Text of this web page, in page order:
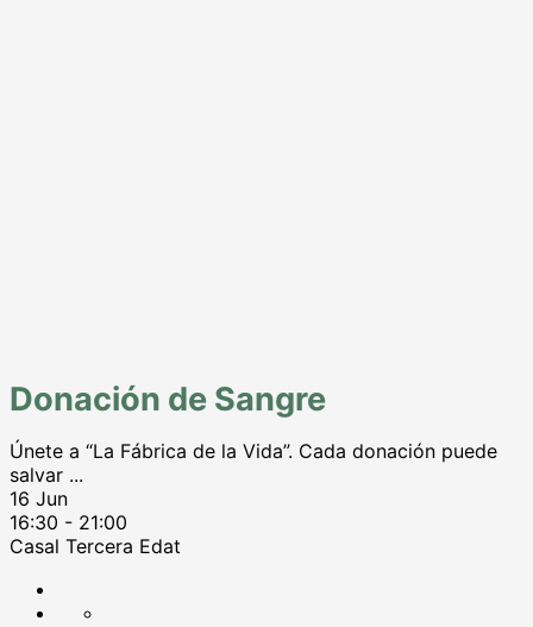
Donación de Sangre
Únete a “La Fábrica de la Vida”. Cada donación puede
salvar ...
16 Jun
16:30 - 21:00
Casal Tercera Edat